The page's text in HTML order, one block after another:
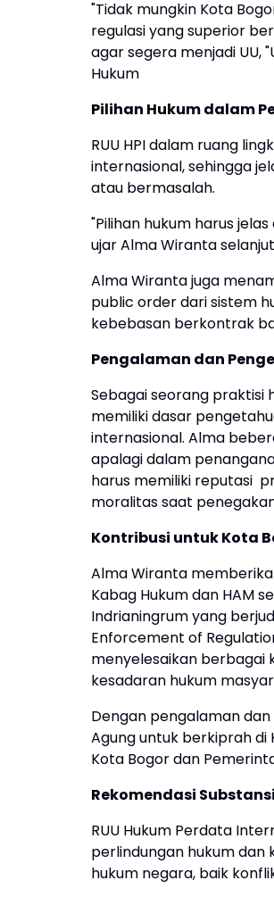
"Tidak mungkin Kota
regulasi yang superior
agar segera menjadi UU,
Hukum
Pilihan Hukum dalam
RUU HPI dalam ruang
internasional, sehingga
atau bermasalah.
"Pilihan hukum harus
ujar Alma Wiranta
Alma Wiranta juga
public order dari sistem
kebebasan berkontrak
Pengalaman dan
Sebagai seorang praktisi
memiliki dasar
internasional. Alma
apalagi dalam
harus memiliki reputasi
moralitas saat
Kontribusi untuk Kota
Alma Wiranta
Kabag Hukum dan HAM
Indrianingrum yang
Enforcement of
menyelesaikan berbagai
kesadaran hukum
Dengan pengalaman
Agung untuk berkiprah
Kota Bogor dan
Rekomendasi Substansi
RUU Hukum Perdata
perlindungan hukum dan
hukum negara, baik